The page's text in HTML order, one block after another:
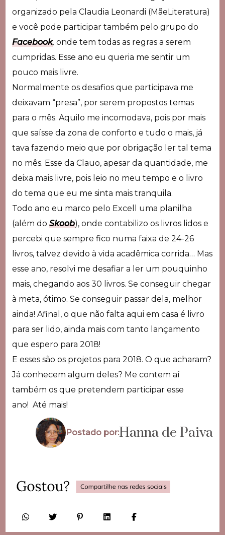
organizado pela Claudia Leonardi (MãeLiteratura)
e você pode participar também pelo grupo do
Facebook, onde tem todas as regras a serem
cumpridas. Esse ano eu queria me sentir um
pouco mais livre.
Normalmente os desafios que participava me
deixavam “presa”, por serem propostos temas
para o mês. Aquilo me incomodava, pois por mais
que saísse da zona de conforto e tudo o mais, já
tava fazendo meio que por obrigação ler tal tema
no mês. Esse da Clauo, apesar da quantidade, me
deixa mais livre, pois leio no meu tempo e o livro
do tema que eu me sinta mais tranquila.
Todo ano eu marco pelo Excell uma planilha
(além do Skoob), onde contabilizo os livros lidos e
percebi que sempre fico numa faixa de 24-26
livros, talvez devido à vida acadêmica corrida… Mas
esse ano, resolvi me desafiar a ler um pouquinho
mais, chegando aos 30 livros. Se conseguir chegar
à meta, ótimo. Se conseguir passar dela, melhor
ainda! Afinal, o que não falta aqui em casa é livro
para ser lido, ainda mais com tanto lançamento
que espero para 2018!
E esses são os projetos para 2018. O que acharam?
Já conhecem algum deles? Me contem aí
também os que pretendem participar esse
ano! Até mais!
Postado por:Hanna de Paiva